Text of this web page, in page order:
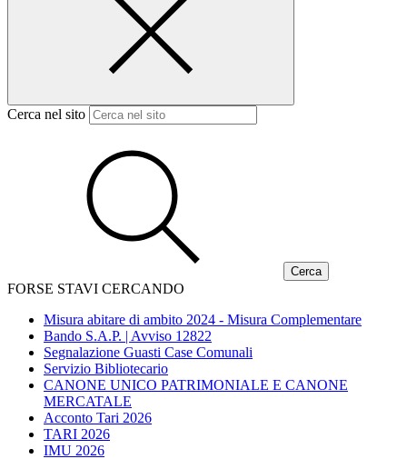
Cerca nel sito
FORSE STAVI CERCANDO
Misura abitare di ambito 2024 - Misura Complementare
Bando S.A.P. | Avviso 12822
Segnalazione Guasti Case Comunali
Servizio Bibliotecario
CANONE UNICO PATRIMONIALE E CANONE
MERCATALE
Acconto Tari 2026
TARI 2026
IMU 2026